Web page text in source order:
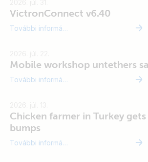
VictronConnect v6.40
További információ
Mobile workshop untethers
További információ
Chicken farmer in Turkey gets
bumps
További információ